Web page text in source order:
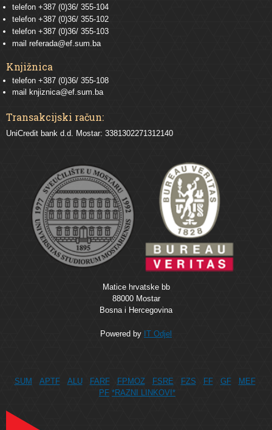
telefon +387 (0)36/ 355-104
telefon +387 (0)36/ 355-102
telefon +387 (0)36/ 355-103
mail referada@ef.sum.ba
Knjižnica
telefon +387 (0)36/ 355-108
mail
knjiznica@ef.sum.ba
Transakcijski račun:
UniCredit bank d.d. Mostar: 3381302271312140
Matice hrvatske bb
88000 Mostar
Bosna i Hercegovina
Powered by IT Odjel
SUM APTF ALU FARF FPMOZ FSRE FZS FF GF
MEF
PF *RAZNI LINKOVI*